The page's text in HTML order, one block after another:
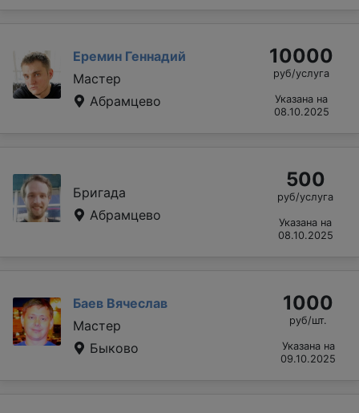
Еремин Геннадий
Мастер
Абрамцево
10000
руб/услуга
Указана на
08.10.2025
Бригада
Абрамцево
500
руб/услуга
Указана на
08.10.2025
Баев Вячеслав
Мастер
Быково
1000
руб/шт.
Указана на
09.10.2025